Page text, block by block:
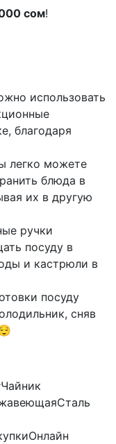
сом!
использовать
благодаря
легко можете
блюда в
их в другую
ручки
посуду в
и кастрюли в
посуду
сняв